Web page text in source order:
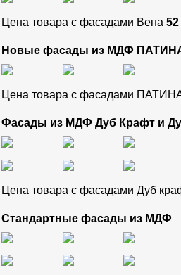
Цена товара с фасадами Вена 52
Новые фасады из МДФ
Цена товара с фасадами
Фасады из МДФ Дуб Крафт и
Цена товара с фасадами Дуб
Стандартные фасады из МДФ